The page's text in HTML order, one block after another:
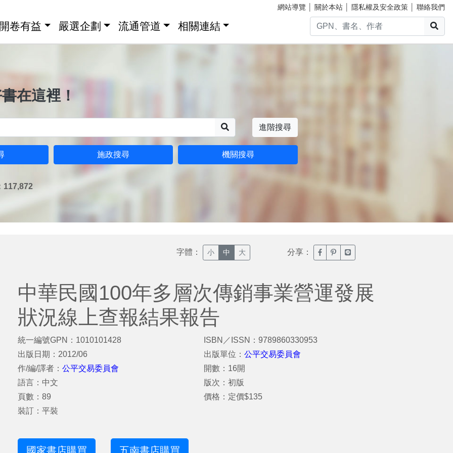
網站導覽 關於本站 隱私權及安全政策 聯絡我們
卷有益 嚴選企劃 流通管道 相關連結
在這裡！
進階搜尋
施政搜尋 機關搜尋
117,872
字體： 小 中 大 分享： 臉書分享(另開新視窗)
噗浪分享(另開新視窗)
Line分享(另開新視窗)
中華民國100年多層次傳銷事業營運發展
狀況線上查報結果報告
統一編號GPN：1010101428
出版日期：2012/06
作/編/譯者： 公平交易委員會
語言：中文
頁數：89
裝訂：平裝
ISBN／ISSN：9789860330953
出版單位：公平交易委員會
開數：16開
版次：初版
價格：定價$135
國家書店購買 五南書店購買